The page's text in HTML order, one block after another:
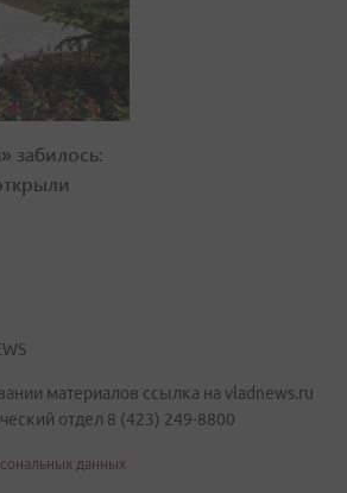
забилось:
материалов ссылка на vladnews.ru
отдел 8 (423) 249-8800
данных